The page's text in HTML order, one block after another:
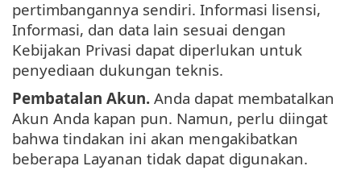
pertimbangannya sendiri. Informasi lisensi,
Informasi, dan data lain sesuai dengan
Kebijakan Privasi dapat diperlukan untuk
penyediaan dukungan teknis.
Pembatalan Akun. Anda dapat membatalkan
Akun Anda kapan pun. Namun, perlu diingat
bahwa tindakan ini akan mengakibatkan
beberapa Layanan tidak dapat digunakan.